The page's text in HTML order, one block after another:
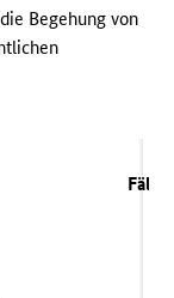
Begehung von
Fälle